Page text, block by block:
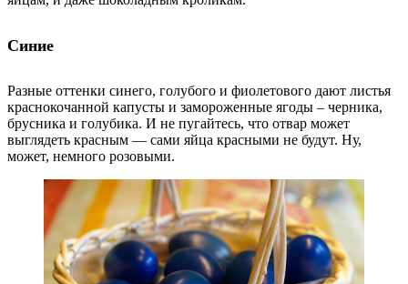
Синие
Разные оттенки синего, голубого и фиолетового дают листья
краснокочанной капусты и замороженные ягоды – черника,
брусника и голубика. И не пугайтесь, что отвар может
выглядеть красным — сами яйца красными не будут. Ну,
может, немного розовыми.